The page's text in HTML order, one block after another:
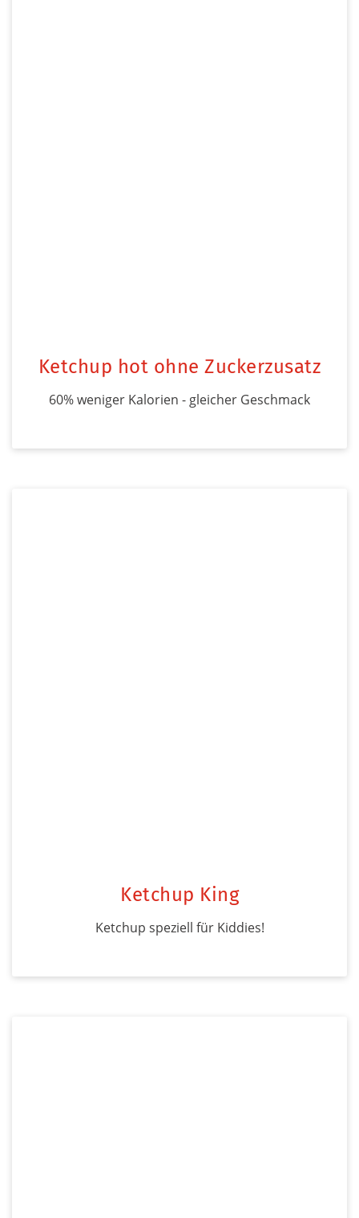
Ketchup hot ohne Zuckerzusatz
60% weniger Kalorien - gleicher Geschmack
Ketchup King
Ketchup speziell für Kiddies!